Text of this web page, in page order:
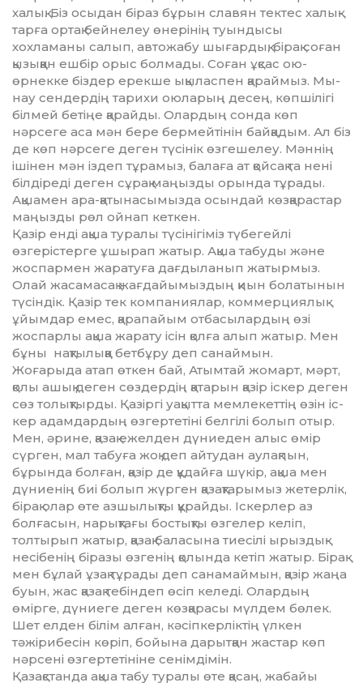
халық. Біз осыдан бі­раз бұрын славян тектес ха­лық­
тарға ортақ бейнелеу өнерінің туын­дысы
хохламаны салып, ав­то­жабу шығардық, бірақ соған
қы­зыққан ешбір орыс болмады. Со­ған ұқсас ою-
өрнекке біздер ерек­ше ықыласпен қараймыз. Мы­
нау сендердің тарихи оюла­рың десең, көпшілігі
білмей б­е­тіңе қарайды. Олардың сонда көп
нәрсеге аса мән бере бер­мей­тінін байқадым. Ал біз
де көп нәрсеге деген түсінік өзгешелеу. Мәннің
ішінен мән іздеп тұрамыз, балаға ат қойсақ та нені
білдіреді деген сұрақ маңызды орында тұрады.
Ақшамен ара-қатынасымызда осындай көзқарастар
маңызды рөл ойнап кеткен.
Қазір енді ақша туралы тү­сі­ні­гіміз түбегейлі
өзгерістерге ұшы­рап жатыр. Ақша табуды жә­не
жоспармен жаратуға дағ­ды­ла­нып жатырмыз.
Олай жасамасақ жағдайымыздың қиын болатынын
түсіндік. Қазір тек компаниялар, коммерциялық
ұйымдар емес, қарапайым отбасылардың өзі
жоспарлы ақша жарату ісін қолға алып жатыр. Мен
бұны нақ­тылыққа бетбұру деп са­най­мын.
Жоғарыда атап өткен бай, Атым­тай жомарт, мәрт,
қолы ашық деген сөздердің қатарын қа­зір іскер деген
сөз толықтырды. Қа­зіргі уақытта мемлекеттің өзін іс­
кер адамдардың өзгертетіні бел­гілі болып отыр.
Мен, әрине, қа­­зақ ежелден дүниеден алыс өмір
сүрген, мал табуға жоқ деп ай­тудан аулақпын,
бұрында бол­ған, қазір де құдайға шүкір, ақша мен
дүниенің биі болып жүрген қа­зақтарымыз жетерлік,
бірақ олар өте азшылықты құрайды. Іс­керлер аз
болғасын, нарықтағы бостықты өзгелер келіп,
толтырып жатыр, қазақ баласына тие­сілі ырыздық-
несібенің біразы өзгенің қолында кетіп жатыр. Бірақ
мен бұлай ұзақ тұрады деп санамаймын, қазір жаңа
буын, жас қазақ тебіндеп өсіп келеді. Олар­дың
өмірге, дүниеге деген көз­қарасы мүлдем бөлек.
Шет ел­ден білім алған, кәсіпкерліктің үлкен
тәжірибесін көріп, бойына дарытқан жастар көп
нәрсені өзгертетініне сенімдімін.
Қазақстанда ақша табу туралы өте қасаң, жабайы